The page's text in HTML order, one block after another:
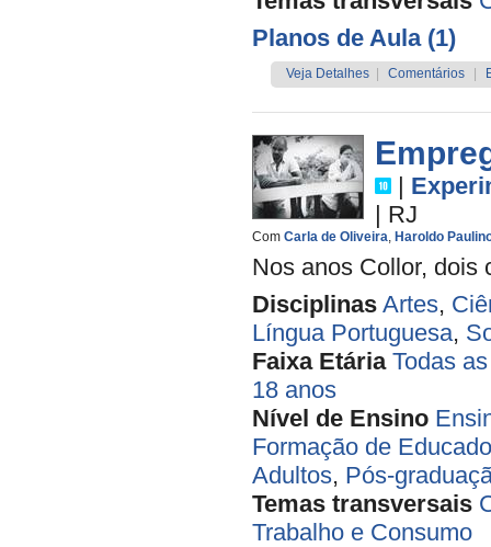
Planos de Aula (1)
Veja Detalhes Comentários
|
| RJ
Com Carla de Oliveira, Haroldo
Nos anos Collor, dois
Disciplinas Artes,
Língua Portuguesa,
Faixa Etária Todas
18 anos
Nível de Ensino
Formação de
Adultos, Pós-
Temas transversais
Trabalho e Consumo